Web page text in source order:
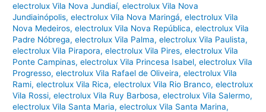
electrolux Vila Nova Jundiaí,electrolux Vila Nova
Jundiainópolis,electrolux Vila Nova Maringá,electrolux Vila
Nova Medeiros,electrolux Vila Nova República,electrolux Vila
Padre Nóbrega,electrolux Vila Palma,electrolux Vila Paulista,
electrolux Vila Pirapora,electrolux Vila Pires,electrolux Vila
Ponte Campinas,electrolux Vila Princesa Isabel,electrolux Vila
Progresso,electrolux Vila Rafael de Oliveira,electrolux Vila
Rami,electrolux Vila Rica,electrolux Vila Rio Branco,electrolux
Vila Rossi,electrolux Vila Ruy Barbosa,electrolux Vila Salermo,
electrolux Vila Santa Maria,electrolux Vila Santa Marina,